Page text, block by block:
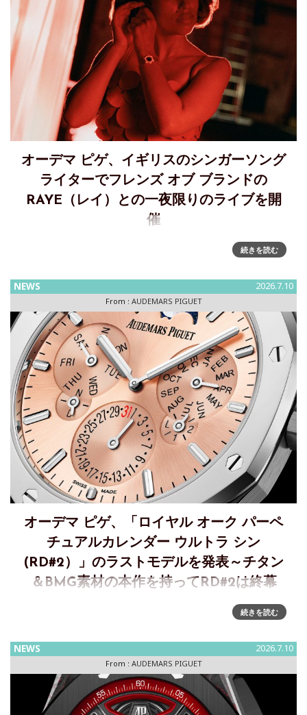
オーデマ ピゲ、イギリスのシンガーソング
ライターでフレンズ オブ ブランドの
RAYE（レイ）との一夜限りのライブを開
催
オーデマ ピゲとともにモントルー・ジャズ・フェスティバル
で自らのリズムを刻む～イギリスのシンガーソングライター
ョンオーデマ ピゲはイギリスのシンガーソングライターでフ
レンズ オ
続きを読む
NEWS 2026.7.10
From : AUDEMARS PIGUET
オーデマ ピゲ、「ロイヤル オーク パーペ
チュアルカレンダー ウルトラ シン
(RD#2）」のラストモデルを発表～チタン
＆BMG素材の本作を持ってRD#2は終幕
オーデマ ピゲ、ロイヤル オーク パーペチュアルカレンダー
ウルトラ シン(RD#2）ラストモデルを発表オーデマ ピゲは、
ったリファレンスの最終章を飾る、41mmの「ロイヤル オー
ク
続きを読む
NEWS 2026.7.10
From : AUDEMARS PIGUET